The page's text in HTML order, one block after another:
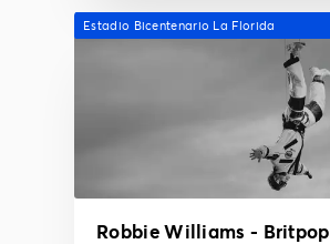
Estadio Bicentenario La Florida
Robbie Williams -